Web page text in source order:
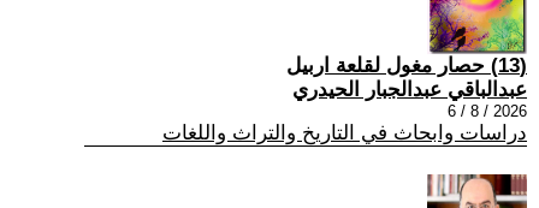
(13) حصار مغول لقلعة اربيل
عبدالباقي عبدالجبار الحيدري
2026 / 8 / 6
دراسات وابحاث في التاريخ والتراث واللغات